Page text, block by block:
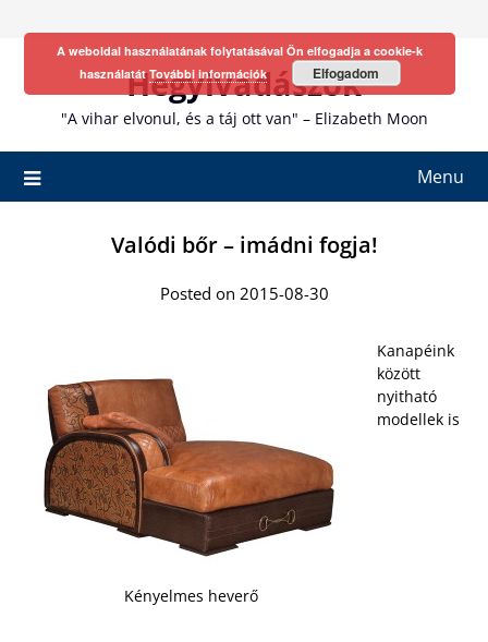
Hegyivadászok
"A vihar elvonul, és a táj ott van" – Elizabeth Moon
Menu
Valódi bőr – imádni fogja!
Posted on 2015-08-30
Kényelmes heverő
Kanapéink
között
nyitható
modellek is
A weboldal használatának folytatásával Ön elfogadja a cookie-k
használatátTovábbi információk Elfogadom